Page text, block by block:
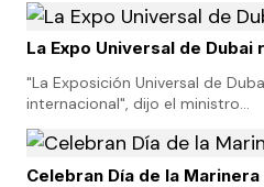
La Expo Universal de
"La Exposición Universal de
internacional", dijo el ministro…
Celebran Día de la Marinera